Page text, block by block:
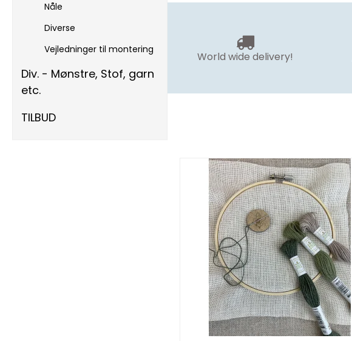
Nåle
Diverse
Vejledninger til montering
Div. - Mønstre, Stof, garn
etc.
TILBUD
World wide delivery!